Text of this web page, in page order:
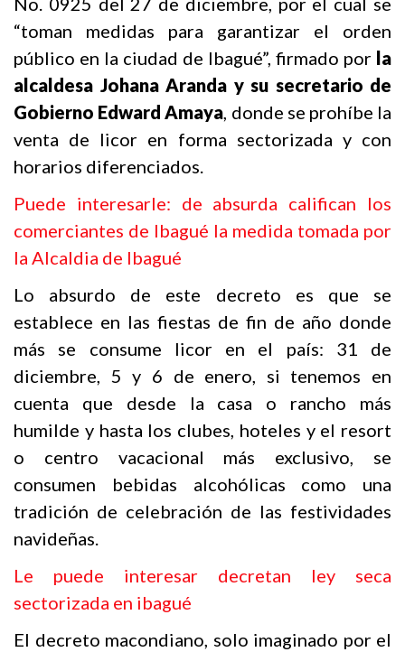
“toman medidas para garantizar el orden
público en la ciudad de Ibagué”, firmado por la
alcaldesa Johana Aranda y su secretario de
Gobierno Edward Amaya, donde se prohíbe la
venta de licor en forma sectorizada y con
horarios diferenciados.
Puede interesarle: de absurda califican los
comerciantes de Ibagué la medida tomada por
la Alcaldia de Ibagué
Lo absurdo de este decreto es que se
establece en las fiestas de fin de año donde
más se consume licor en el país: 31 de
diciembre, 5 y 6 de enero, si tenemos en
cuenta que desde la casa o rancho más
humilde y hasta los clubes, hoteles y el resort
o centro vacacional más exclusivo, se
consumen bebidas alcohólicas como una
tradición de celebración de las festividades
navideñas.
Le puede interesar decretan ley seca
sectorizada en ibagué
El decreto macondiano, solo imaginado por el